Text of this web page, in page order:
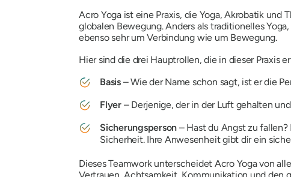
Acro Yoga ist eine Praxis, die Yoga, Akrobatik
globalen Bewegung. Anders als traditionelles
ebenso sehr um Verbindung wie um Bewegung.
Hier sind die drei Hauptrollen, die in dieser Praxis
Basis– Wie der Name schon sagt, ist er die
Flyer– Derjenige, der in der Luft gehalten
Sicherungsperson – Hast du Angst zu
Sicherheit. Ihre Anwesenheit gibt dir ein
Dieses Teamwork unterscheidet Acro Yoga von